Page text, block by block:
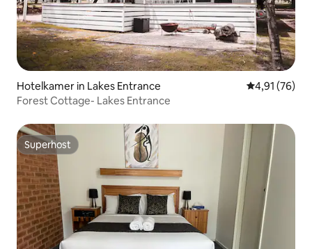
Hotelkamer in Lakes Entrance Gemiddelde
4,91 (76)
Forest Cottage- Lakes Entrance
Superhost
Superhost